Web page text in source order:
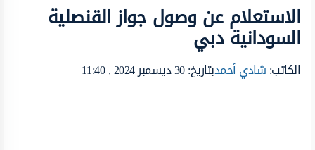
الاستعلام عن وصول جواز القنصلية
السودانية دبي
الكاتب:شادي أحمدبتاريخ: 30 ديسمبر 2024 , 11:40